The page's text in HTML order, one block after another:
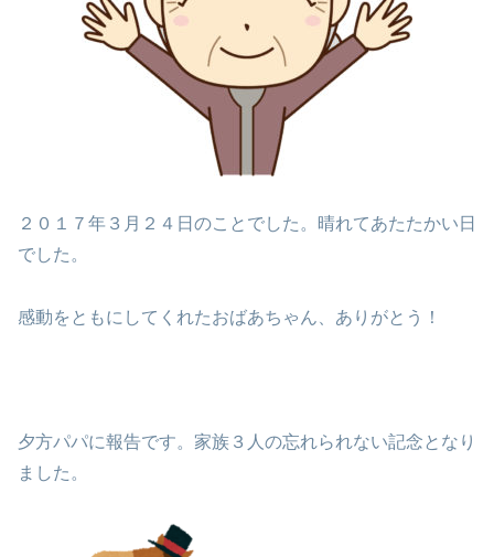
２０１７年３月２４日のことでした。晴れてあたたかい日
でした。
感動をともにしてくれたおばあちゃん、ありがとう！
夕方パパに報告です。家族３人の忘れられない記念となり
ました。